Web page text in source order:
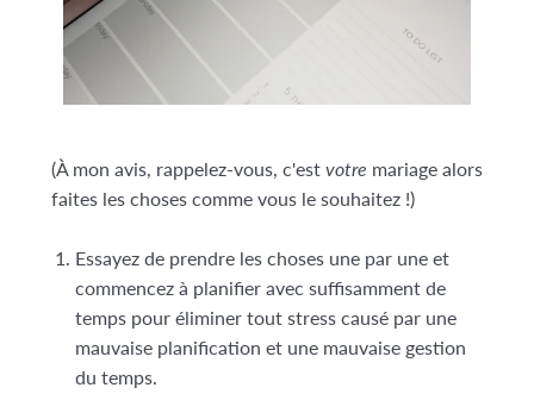
(À mon avis, rappelez-vous, c'est votre mariage alors
faites les choses comme vous le souhaitez !)
Essayez de prendre les choses une par une et
commencez à planifier avec suffisamment de
temps pour éliminer tout stress causé par une
mauvaise planification et une mauvaise gestion
du temps.